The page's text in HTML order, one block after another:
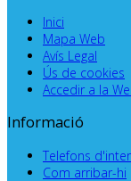
Inici
Mapa Web
Avís Legal
Ús de cookies
Accedir a la
Informació
Telefons
Com arribar-hi